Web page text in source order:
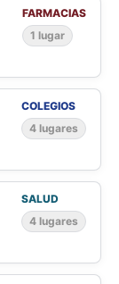
FARMACIAS
1 lugar
COLEGIOS
4 lugares
SALUD
4 lugares